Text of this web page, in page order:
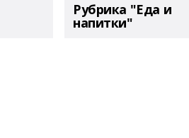
Рубрика "Еда и
напитки"